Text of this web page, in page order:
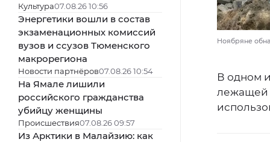
Культура07.08.26 10:56
Энергетики вошли в состав
экзаменационных комиссий
вузов и ссузов Тюменского
макрорегиона
Новости партнёров07.08.26 10:54
На Ямале лишили
российского гражданства
убийцу женщины
Происшествия07.08.26 09:57
Из Арктики в Малайзию: как
Ноябряне
В одном
лежащей